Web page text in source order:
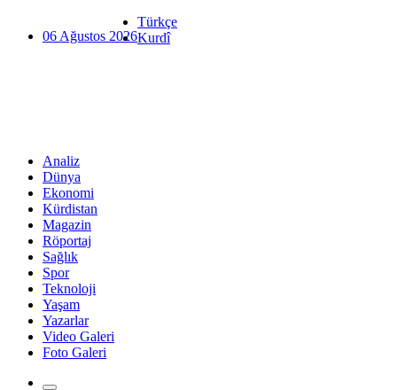
06 Ağustos 2026
Türkçe
Kurdî
Analiz
Dünya
Ekonomi
Kürdistan
Magazin
Röportaj
Sağlık
Spor
Teknoloji
Yaşam
Yazarlar
Video Galeri
Foto Galeri